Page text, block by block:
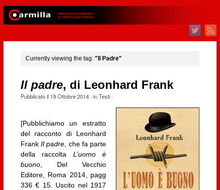
Currently viewing the tag: "Il Padre"
Il padre, di Leonhard Frank
Pubblicato il 19 Ottobre 2014· inTesti·
[Pubblichiamo un estratto
del racconto di Leonhard
Frank Il padre, che fa parte
della raccolta L’uomo è
buono, Del Vecchio
Editore, Roma 2014, pagg
336 € 15. Uscito nel 1917